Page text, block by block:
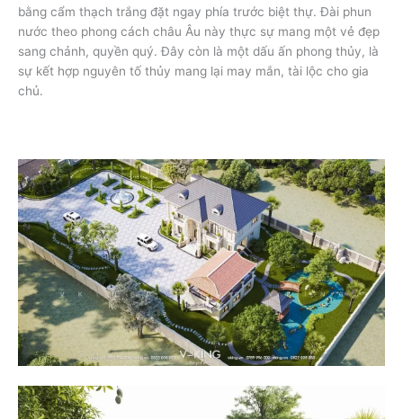
bằng cẩm thạch trắng đặt ngay phía trước biệt thự. Đài phun
nước theo phong cách châu Âu này thực sự mang một vẻ đẹp
sang chảnh, quyền quý. Đây còn là một dấu ấn phong thủy, là
sự kết hợp nguyên tố thủy mang lại may mắn, tài lộc cho gia
chủ.